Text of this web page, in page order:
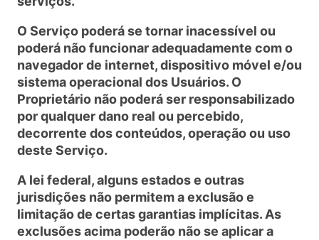
O Serviço poderá se tornar inacessível ou
poderá não funcionar adequadamente com o
navegador de internet, dispositivo móvel e/ou
sistema operacional dos Usuários. O
Proprietário não poderá ser responsabilizado
por qualquer dano real ou percebido,
decorrente dos conteúdos, operação ou uso
deste Serviço.
A lei federal, alguns estados e outras
jurisdições não permitem a exclusão e
limitação de certas garantias implícitas. As
exclusões acima poderão não se aplicar a